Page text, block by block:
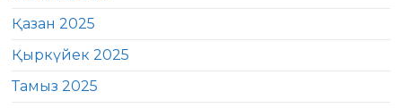
Қазан 2025
Қыркүйек 2025
Тамыз 2025